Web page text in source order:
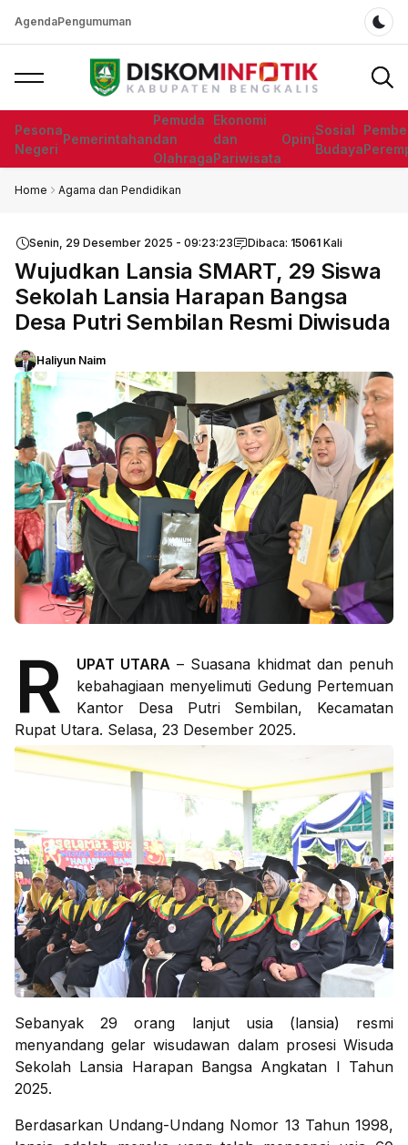
AgendaPengumuman
Pesona
Negeri
Pemerintahan
Pemuda
dan
Olahraga
Ekonomi
dan
Pariwisata
Opini
Sosial
Budaya
Home Agama dan Pendidikan
Senin, 29 Desember 2025 - 09:23:23 Dibaca: 15061 Kali
Wujudkan Lansia SMART, 29 Siswa
Sekolah Lansia Harapan Bangsa
Desa Putri Sembilan Resmi Diwisuda
Haliyun Naim
R UPAT UTARA – Suasana khidmat dan penuh
kebahagiaan menyelimuti Gedung Pertemuan
Kantor Desa Putri Sembilan, Kecamatan
Rupat Utara. Selasa, 23 Desember 2025.
Sebanyak 29 orang lanjut usia (lansia) resmi
menyandang gelar wisudawan dalam prosesi Wisuda
Sekolah Lansia Harapan Bangsa Angkatan I Tahun
2025.
Berdasarkan Undang-Undang Nomor 13 Tahun 1998,